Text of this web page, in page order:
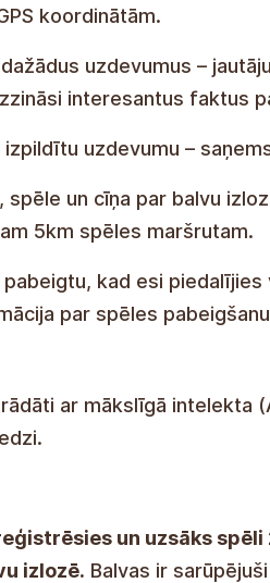
koordinātām.
uzdevumus –
interesantus faktus
uzdevumu –
spēle un cīņa par balvu
5km spēles maršrutam.
kad esi
par spēles
ar mākslīgā intelekta
un uzsāks
izlozē. Balvas ir